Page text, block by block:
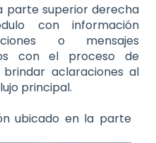
parte superior derecha
con información
o mensajes
con el proceso de
brindar aclaraciones al
principal.
ubicado en la parte